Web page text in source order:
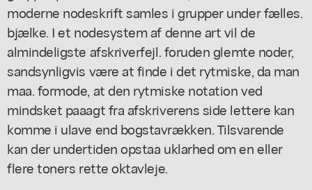
moderne nodeskrift samles i grupper under fælles.
bjælke. I et nodesystem af denne art vil de
almindeligste afskriverfejl. foruden glemte noder,
sandsynligvis være at finde i det rytmiske, da man
maa. formode, at den rytmiske notation ved
mindsket paaagt fra afskriverens side lettere kan
komme i ulave end bogstavrækken. Tilsvarende
kan der undertiden opstaa uklarhed om en eller
flere toners rette oktavleje.